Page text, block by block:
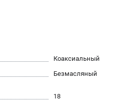
Коаксиальный
Безмасляный
18